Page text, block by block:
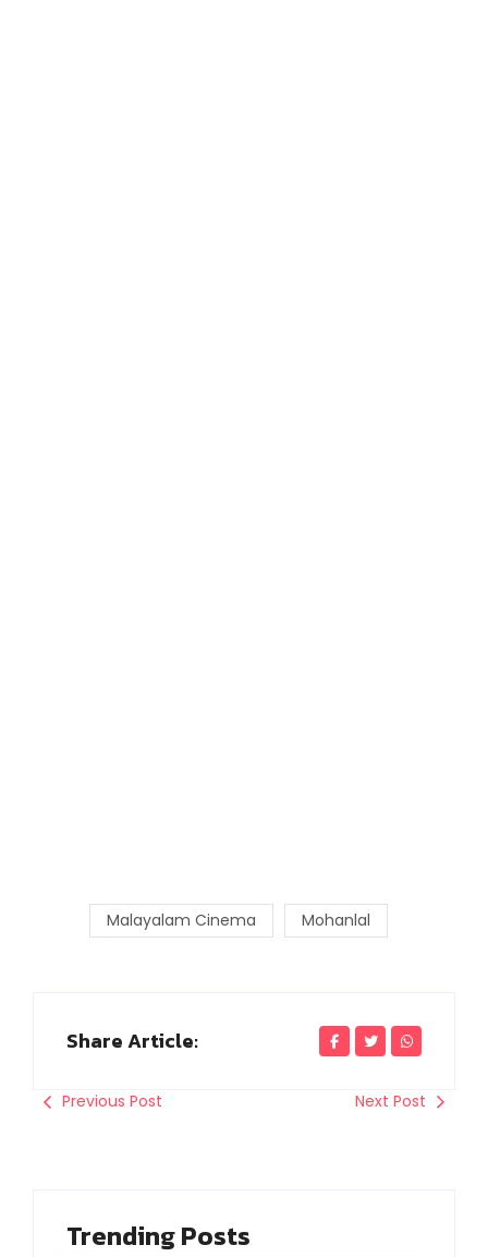
Malayalam Cinema Mohanlal
Share Article:
Previous Post Next Post
Trending Posts